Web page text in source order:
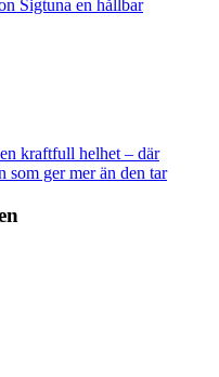
kraftfull helhet – där
som ger mer än den tar